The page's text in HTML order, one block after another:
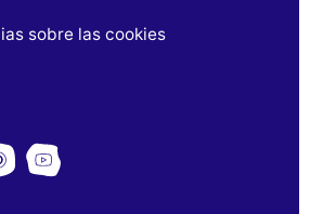
sobre las cookies